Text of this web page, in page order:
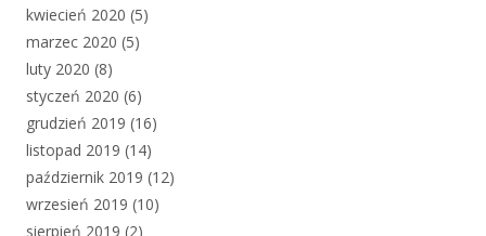
kwiecień 2020 (5)
marzec 2020 (5)
luty 2020 (8)
styczeń 2020 (6)
grudzień 2019 (16)
listopad 2019 (14)
październik 2019 (12)
wrzesień 2019 (10)
sierpień 2019 (2)